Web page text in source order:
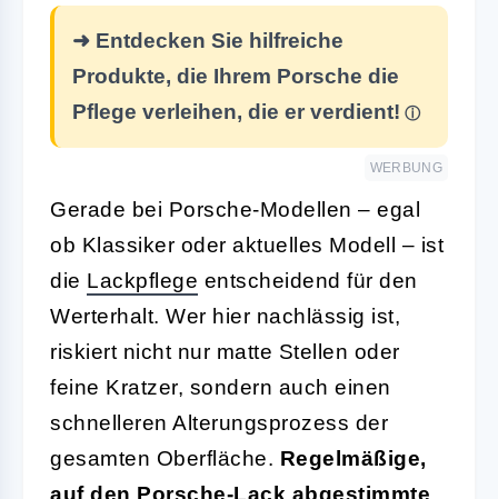
➜ Entdecken Sie hilfreiche
Produkte, die Ihrem Porsche die
Pflege verleihen, die er verdient!
WERBUNG
Gerade bei Porsche-Modellen – egal
ob Klassiker oder aktuelles Modell – ist
die Lackpflege entscheidend für den
Werterhalt. Wer hier nachlässig ist,
riskiert nicht nur matte Stellen oder
feine Kratzer, sondern auch einen
schnelleren Alterungsprozess der
gesamten Oberfläche. Regelmäßige,
auf den Porsche-Lack abgestimmte